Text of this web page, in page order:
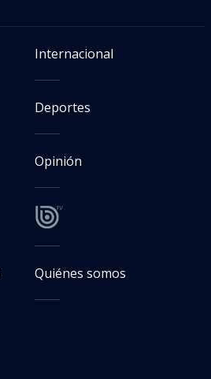
Internacional
Deportes
Opinión
Quiénes somos